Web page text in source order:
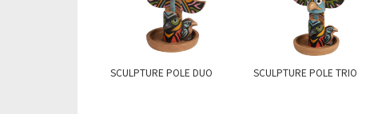
SCULPTURE POLE DUO SCULPTURE POLE TRIO